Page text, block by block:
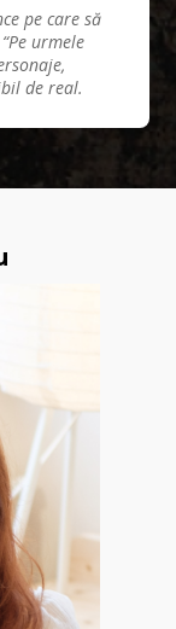
pe care să
urmele
de real.